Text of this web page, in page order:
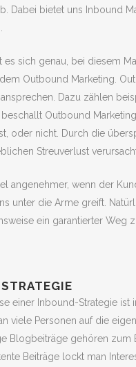
Dabei bietet uns Inbound
es sich genau, bei diesem
Outbound Marketing.
Dazu zählen
Outbound
oder nicht. Durch die
Streuverlust
angenehmer, wenn der
unter die Arme greift.
ein garantierter Weg
einer Inbound-Strategie ist
viele Personen auf die
Blogbeiträge gehören
Beiträge lockt man